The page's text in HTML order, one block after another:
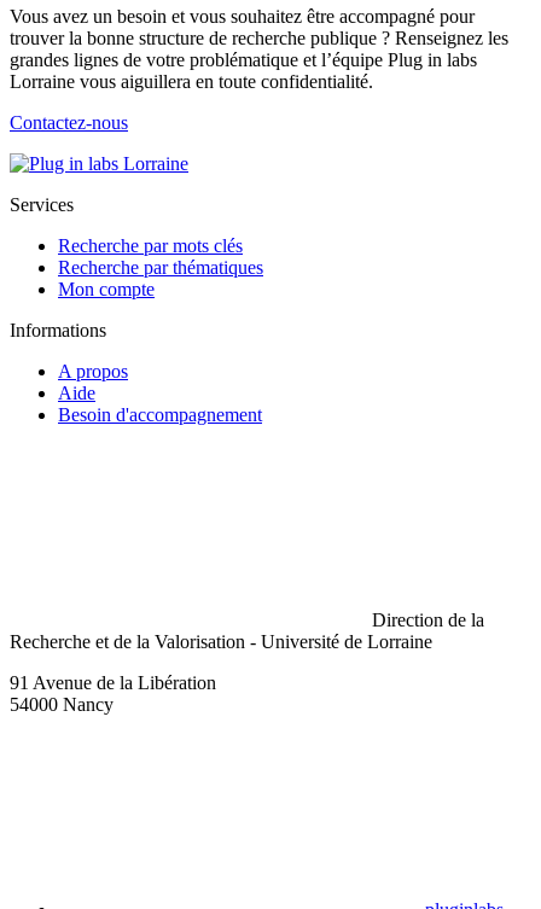
Vous avez un besoin et vous souhaitez être accompagné pour
trouver la bonne structure de recherche publique ? Renseignez les
grandes lignes de votre problématique et l’équipe Plug in labs
Lorraine vous aiguillera en toute confidentialité.
Contactez-nous
Services
Recherche par mots clés
Recherche par thématiques
Mon compte
Informations
A propos
Aide
Besoin d'accompagnement
Direction de la
Recherche et de la Valorisation - Université de Lorraine
91 Avenue de la Libération
54000 Nancy